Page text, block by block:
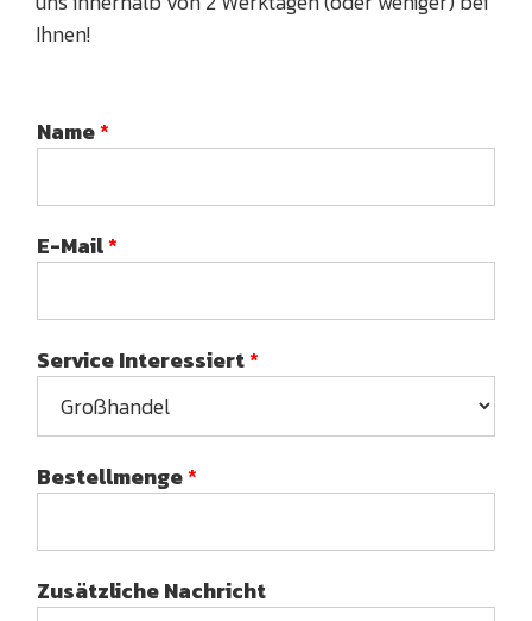
Ihnen!
Name*
E-Mail*
Service Interessiert*
Bestellmenge*
Zusätzliche Nachricht